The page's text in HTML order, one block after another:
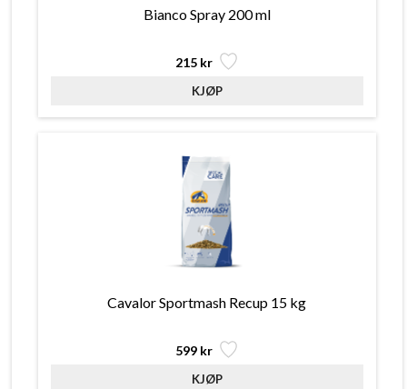
Bianco Spray 200 ml
215 kr
Cavalor Sportmash Recup 15 kg
599 kr